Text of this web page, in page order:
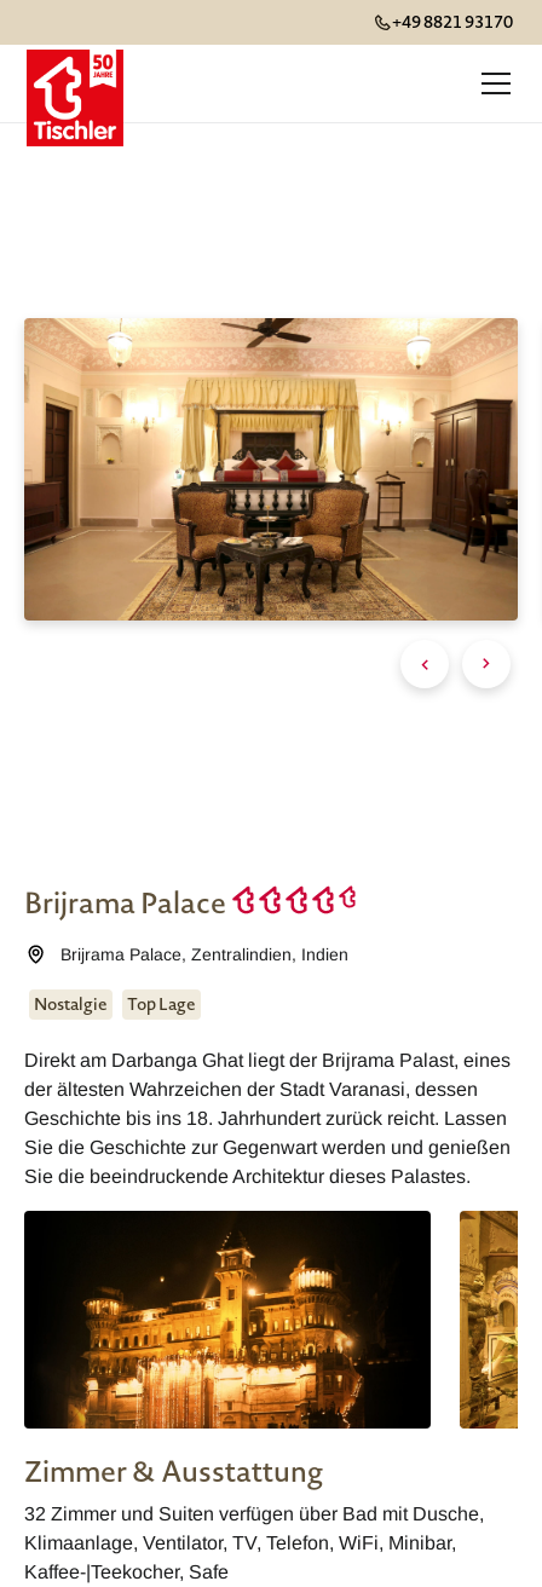
+49 8821 93170
Brijrama Palace
Brijrama Palace,Zentralindien, Indien
Nostalgie Top Lage
Direkt am Darbanga Ghat liegt der Brijrama Palast, eines
der ältesten Wahrzeichen der Stadt Varanasi, dessen
Geschichte bis ins 18. Jahrhundert zurück reicht. Lassen
Sie die Geschichte zur Gegenwart werden und genießen
Sie die beeindruckende Architektur dieses Palastes.
Zimmer & Ausstattung
32 Zimmer und Suiten verfügen über Bad mit Dusche,
Klimaanlage, Ventilator, TV, Telefon, WiFi, Minibar,
Kaffee-|Teekocher, Safe